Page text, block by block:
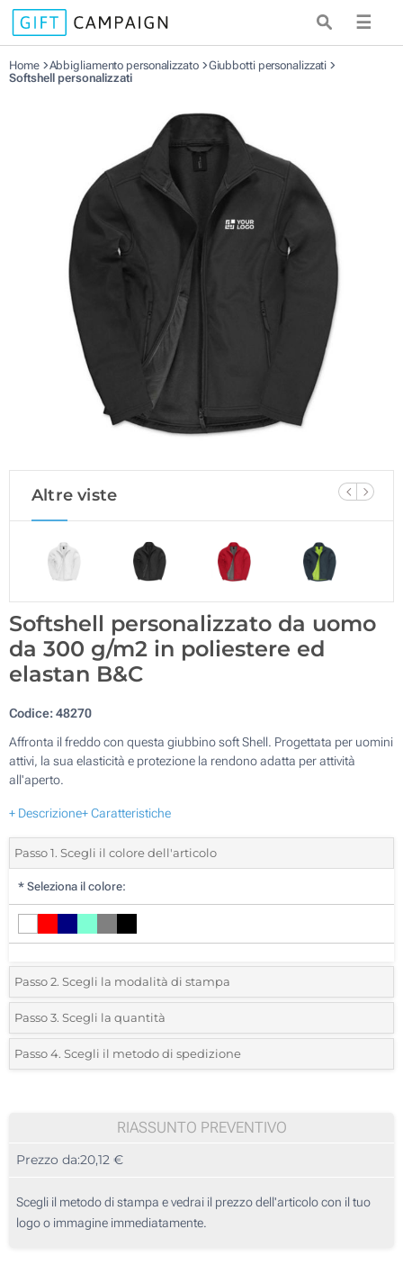
☰
Home Abbigliamento personalizzato
Giubbotti personalizzati
Softshell personalizzati
Altre viste
Softshell personalizzato da uomo
da 300 g/m2 in poliestere ed
elastan B&C
Codice:48270
Affronta il freddo con questa giubbino soft Shell. Progettata per uomini
attivi, la sua elasticità e protezione la rendono adatta per attività
all'aperto.
+ Descrizione+ Caratteristiche
Passo 1. Scegli il colore dell'articolo
* Seleziona il colore:
Passo 2. Scegli la modalità di stampa
*Seleziona la posizione di stampa e il colore del vostro logo:
1 Colore (Su un lato)
3 Colori (Su un lato)
Transfer digitale full color (Su un lato)
Passo 3. Scegli la quantità
*Ordine minimo 5 (Ordine totale)
Passo 4. Scegli il metodo di spedizione
RIASSUNTO PREVENTIVO
Prezzo da:20,12 €
Scegli il metodo di stampa e vedrai il prezzo dell'articolo con il tuo
logo o immagine immediatamente.